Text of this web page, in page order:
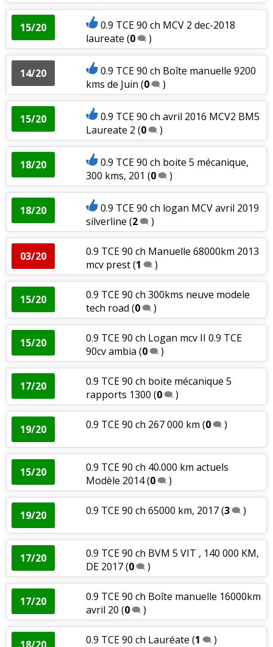
15/20
0.9 TCE 90 ch MCV 2 dec-2018
laureate (0 )
14/20
0.9 TCE 90 ch Boîte manuelle 9200
kms de Juin (0 )
15/20
0.9 TCE 90 ch avril 2016 MCV2 BM5
Laureate 2 (0 )
18/20
0.9 TCE 90 ch boite 5 mécanique,
300 kms, 201 (0 )
18/20
0.9 TCE 90 ch logan MCV avril 2019
silverline (2 )
03/20
0.9 TCE 90 ch Manuelle 68000km 2013
mcv prest(1 )
15/20
0.9 TCE 90 ch 300kms neuve modele
tech road (0 )
15/20
0.9 TCE 90 ch Logan mcv II 0.9 TCE
90cv ambia (0 )
17/20
0.9 TCE 90 ch boite mécanique 5
rapports 1300 (0 )
19/20 0.9 TCE 90 ch 267 000 km (0 )
15/20
0.9 TCE 90 ch 40.000 km actuels
Modèle 2014(0 )
19/20 0.9 TCE 90 ch 65000 km, 2017(3 )
17/20
0.9 TCE 90 ch BVM 5 VIT , 140 000 KM,
DE 2017(0 )
17/20
0.9 TCE 90 ch Boîte manuelle 16000km
avril 20 (0 )
0.9 TCE 90 ch Lauréate (1 )